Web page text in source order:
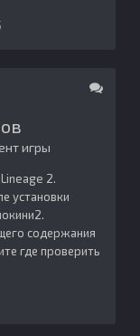
игры
2.
установки
содержания
где проверить